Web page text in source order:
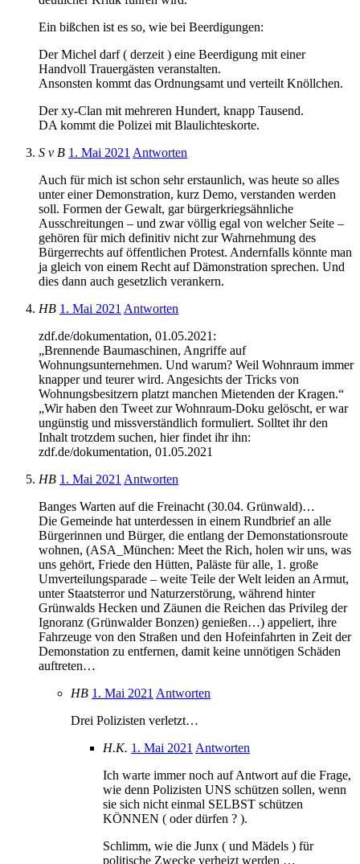
Ein bißchen ist es so, wie bei Beerdigungen:
Der Michel darf ( derzeit ) eine Beerdigung mit einer
Handvoll Trauergästen veranstalten.
Ansonsten kommt das Ordnungsamt und verteilt Knöllchen.
Der xy-Clan mit mehreren Hundert, knapp Tausend.
DA kommt die Polizei mit Blaulichteskorte.
S v B 1. Mai 2021 Antworten
Auch für mich ist schon sehr erstaunlich, was heute so alles
unter einer Demonstration, kurz Demo, verstanden werden
soll. Formen der Gewalt, gar bürgerkriegsähnliche
Ausschreitungen – und zwar völlig egal von welcher Seite –
gehören für mich definitiv nicht zur Wahrnehmung des
Bürgerrechts auf öffentlichen Protest. Andernfalls könnte man
ja gleich von einem Recht auf Dämonstration sprechen. Und
dies dann auch gesetzlich verankern.
HB 1. Mai 2021 Antworten
zdf.de/dokumentation, 01.05.2021:
„Brennende Baumaschinen, Angriffe auf
Wohnungsunternehmen. Und warum? Weil Wohnraum immer
knapper und teurer wird. Angesichts der Tricks von
Wohnungsbesitzern platzt manchen Mietenden der Kragen.“
„Wir haben den Tweet zur Wohnraum-Doku gelöscht, er war
ungünstig und missverständlich formuliert. Solltet ihr den
Inhalt trotzdem suchen, hier findet ihr ihn:
zdf.de/dokumentation, 01.05.2021
HB 1. Mai 2021 Antworten
Banges Warten auf die Freinacht (30.04. Grünwald)…
Die Gemeinde hat unterdessen in einem Rundbrief an alle
Bürgerinnen und Bürger, die entlang der Demonstationsroute
wohnen, (ASA_München: Meet the Rich, holen wir uns, was
uns gehört, Friede den Hütten, Paläste für alle, 1. große
Umverteilungsparade – weite Teile der Welt leiden an Armut,
unter Staatsterror und Naturzerstörung, während hinter
Grünwalds Hecken und Zäunen die Reichen das Privileg der
Ignoranz (Grünwalder Bonzen) genießen…) appeliert, ihre
Fahrzeuge von den Straßen und den Hofeinfahrten in Zeit der
Demonstation zu entfernen, damit keine unnötigen Schäden
auftreten…
HB 1. Mai 2021 Antworten
Drei Polizisten verletzt…
H.K. 1. Mai 2021 Antworten
Ich warte immer noch auf Antwort auf die Frage,
wie denn Polizisten UNS schützen sollen, wenn
sie sich nicht einmal SELBST schützen
KÖNNEN ( oder dürfen ? ).
Schlimm, wie die Junx ( und Mädels ) für
politische Zwecke verheizt werden …